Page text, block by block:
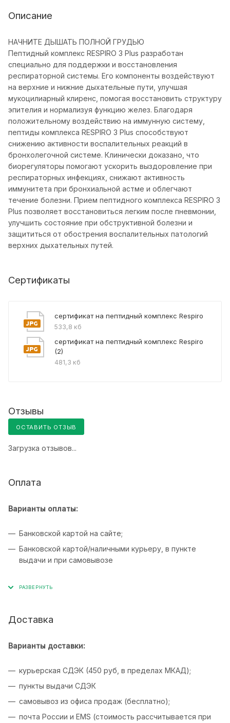
Описание
НАЧНИТЕ ДЫШАТЬ ПОЛНОЙ ГРУДЬЮ
Пептидный комплекс RESPIRO 3 Plus разработан
специально для поддержки и восстановления
респираторной системы. Его компоненты воздействуют
на верхние и нижние дыхательные пути, улучшая
мукоцилиарный клиренс, помогая восстановить структуру
эпителия и нормализуя функцию желез. Благодаря
положительному воздействию на иммунную систему,
пептиды комплекса RESPIRO 3 Plus способствуют
снижению активности воспалительных реакций в
бронхолегочной системе. Клинически доказано, что
биорегуляторы помогают ускорить выздоровление при
респираторных инфекциях, снижают активность
иммунитета при бронхиальной астме и облегчают
течение болезни. Прием пептидного комплекса RESPIRO 3
Plus позволяет восстановиться легким после пневмонии,
улучшить состояние при обструктивной болезни и
защититься от обострения воспалительных патологий
верхних дыхательных путей.
Сертификаты
сертификат на пептидный комплекс Respiro
533,8 кб
сертификат на пептидный комплекс Respiro
(2)
481,3 кб
Отзывы
ОСТАВИТЬ ОТЗЫВ
Загрузка отзывов...
Оплата
Варианты оплаты:
Банковской картой на сайте;
Банковской картой/наличными курьеру, в пункте
выдачи и при самовывозе
Доставка
Варианты доставки:
курьерская СДЭК (450 руб, в пределах МКАД);
пункты выдачи СДЭК
самовывоз из офиса продаж (бесплатно);
почта России и EMS (стоимость рассчитывается при